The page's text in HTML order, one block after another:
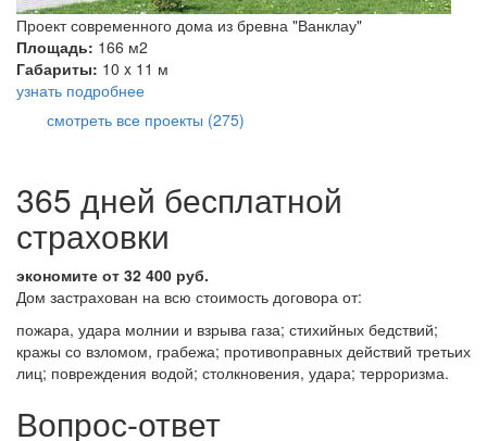
Проект современного дома из бревна "Ванклау"
Площадь: 166 м2
Габариты: 10 x 11 м
узнать подробнее
смотреть все проекты (275)
365 дней бесплатной
страховки
экономите от 32 400 руб.
Дом застрахован на всю стоимость договора от:
пожара, удара молнии и взрыва газа; стихийных бедствий;
кражы со взломом, грабежа; противоправных действий третьих
лиц; повреждения водой; столкновения, удара; терроризма.
Вопрос-ответ